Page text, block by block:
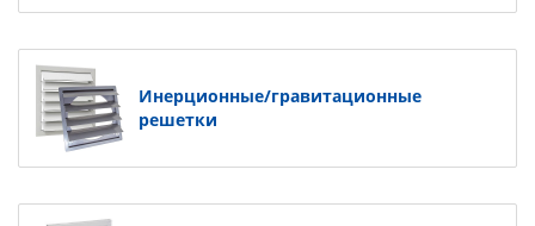
Инерционные/гравитационные
решетки